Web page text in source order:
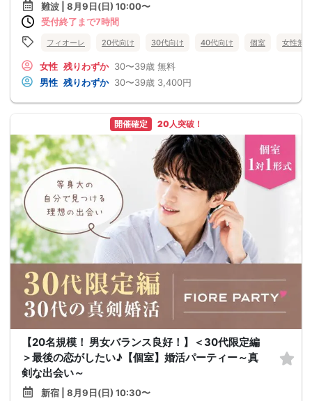
難波 | 8月9日(日) 10:00〜
受付終了まで7時間
フィオーレ 20代向け 30代向け 40代向け 個室 女性無料
女性 残りわずか 30〜39歳 無料
男性 残りわずか 30〜39歳 3,400円
開催確定 20人突破！
【20名規模！ 男女バランス良好！】＜30代限定編
＞最後の恋がしたい♪【個室】婚活パーティー～真
剣な出会い～
新宿 | 8月9日(日) 10:30〜